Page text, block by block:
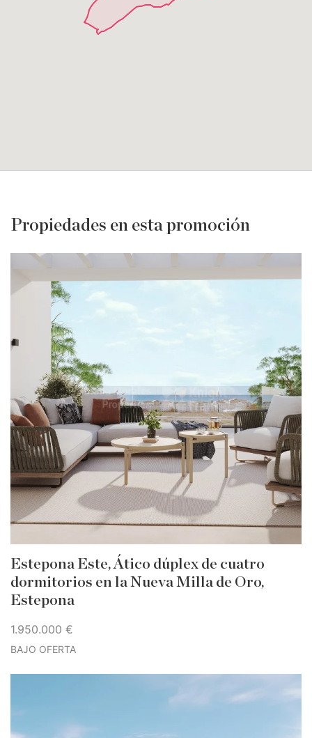
Propiedades en esta promoción
Estepona Este, Ático dúplex de cuatro
dormitorios en la Nueva Milla de Oro,
Estepona
1.950.000 €
BAJO OFERTA